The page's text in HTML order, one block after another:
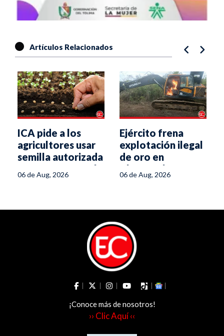
Artículos Relacionados
ICA pide a los
agricultores usar
semilla autorizada
para enfrentar el
fenómeno de El
06 de Aug, 2026
Ejército frena
explotación ilegal
de oro en
Chaparral
06 de Aug, 2026
¡Conoce más de nosotros!
›› Clic Aquí ‹‹